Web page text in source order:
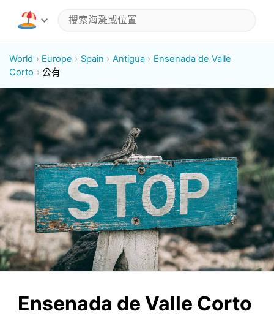
World Europe Spain Antigua
Ensenada de Valle
Corto
公有
Ensenada de Valle Corto